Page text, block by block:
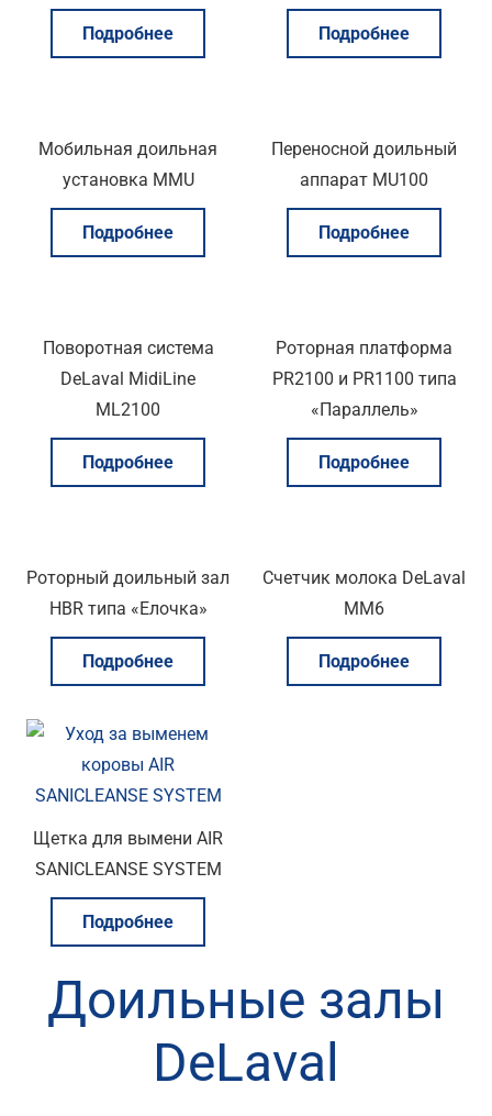
Подробнее Подробнее
Мобильная доильная
установка MMU
Подробнее
Переносной доильный
аппарат MU100
Подробнее
Поворотная система
DeLaval MidiLine
ML2100
Подробнее
Роторная платформа
PR2100 и PR1100 типа
«Параллель»
Подробнее
Роторный доильный зал
HBR типа «Елочка»
Подробнее
Счетчик молока DeLaval
MM6
Подробнее
Щетка для вымени AIR
SANICLEANSE SYSTEM
Подробнее
Доильные залы
DeLaval